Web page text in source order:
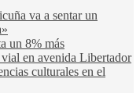
va a sentar un
un 8% más
en avenida Libertador
culturales en el